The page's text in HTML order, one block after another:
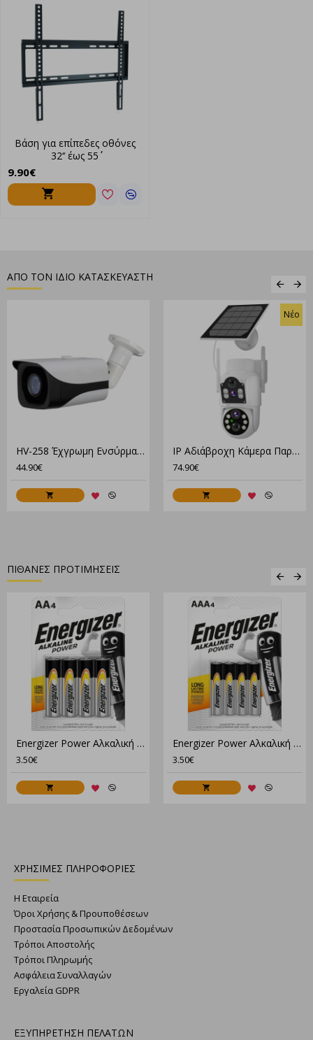
Βάση για επίπεδες οθόνες
32‘‘ έως 55΄΄
9.90€
ΑΠΟ ΤΟΝ ΙΔΙΟ ΚΑΤΑΣΚΕΥΑΣΤΗ
HV-258 Έχγρωμη Eνσύρματη Κάμερα Ανθεκτική Στις Καιρικές Συνθήκες
44.90€
Νέο
IP Αδιάβροχη Κάμερα Παρακολούθησης 4G Μπαταρίας Με Ηλιακό Πάνελ XM-3550
74.90€
ΠΙΘΑΝΕΣ ΠΡΟΤΙΜΗΣΕΙΣ
Energizer Power Αλκαλική AA (4τμχ)
3.50€
Energizer Power Αλκαλική AAA (4τμχ)
3.50€
ΧΡΗΣΙΜΕΣ ΠΛΗΡΟΦΟΡΙΕΣ
Η Εταιρεία
Όροι Χρήσης & Προυποθέσεων
Προστασία Προσωπικών Δεδομένων
Τρόποι Αποστολής
Τρόποι Πληρωμής
Ασφάλεια Συναλλαγών
Εργαλεία GDPR
ΕΞΥΠΗΡΕΤΗΣΗ ΠΕΛΑΤΩΝ